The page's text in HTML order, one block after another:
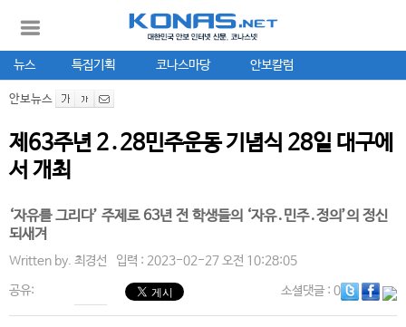
뉴스 특집기획 코나스마당 안보칼럼
안보뉴스
제63주년 2․28민주운동 기념식 28일 대구에
서 개최
‘자유를 그리다’ 주제로 63년 전 학생들의 ‘자유․민주․정의’의 정신
되새겨
Written by. 최경선 입력 : 2023-02-27 오전 10:28:05
공유: 소셜댓글: 0